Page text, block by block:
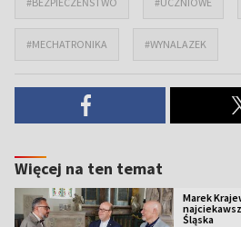
#MECHATRONIKA #WYNALAZEK
Więcej na ten temat
Marek
Śląska